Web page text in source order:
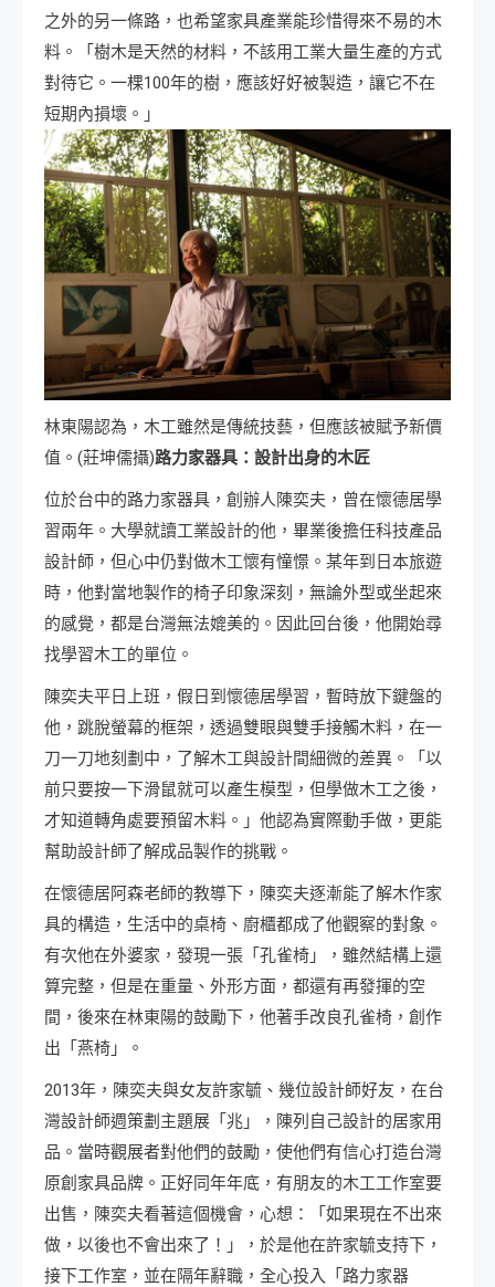
之外的另一條路，也希望家具產業能珍惜得來不易的木
料。「樹木是天然的材料，不該用工業大量生產的方式
對待它。一棵100年的樹，應該好好被製造，讓它不在
短期內損壞。」
林東陽認為，木工雖然是傳統技藝，但應該被賦予新價
值。(莊坤儒攝)路力家器具：設計出身的木匠
位於台中的路力家器具，創辦人陳奕夫，曾在懷德居學
習兩年。大學就讀工業設計的他，畢業後擔任科技產品
設計師，但心中仍對做木工懷有憧憬。某年到日本旅遊
時，他對當地製作的椅子印象深刻，無論外型或坐起來
的感覺，都是台灣無法媲美的。因此回台後，他開始尋
找學習木工的單位。
陳奕夫平日上班，假日到懷德居學習，暫時放下鍵盤的
他，跳脫螢幕的框架，透過雙眼與雙手接觸木料，在一
刀一刀地刻劃中，了解木工與設計間細微的差異。「以
前只要按一下滑鼠就可以產生模型，但學做木工之後，
才知道轉角處要預留木料。」他認為實際動手做，更能
幫助設計師了解成品製作的挑戰。
在懷德居阿森老師的教導下，陳奕夫逐漸能了解木作家
具的構造，生活中的桌椅、廚櫃都成了他觀察的對象。
有次他在外婆家，發現一張「孔雀椅」，雖然結構上還
算完整，但是在重量、外形方面，都還有再發揮的空
間，後來在林東陽的鼓勵下，他著手改良孔雀椅，創作
出「燕椅」。
2013年，陳奕夫與女友許家毓、幾位設計師好友，在台
灣設計師週策劃主題展「兆」，陳列自己設計的居家用
品。當時觀展者對他們的鼓勵，使他們有信心打造台灣
原創家具品牌。正好同年年底，有朋友的木工工作室要
出售，陳奕夫看著這個機會，心想：「如果現在不出來
做，以後也不會出來了！」，於是他在許家毓支持下，
接下工作室，並在隔年辭職，全心投入「路力家器